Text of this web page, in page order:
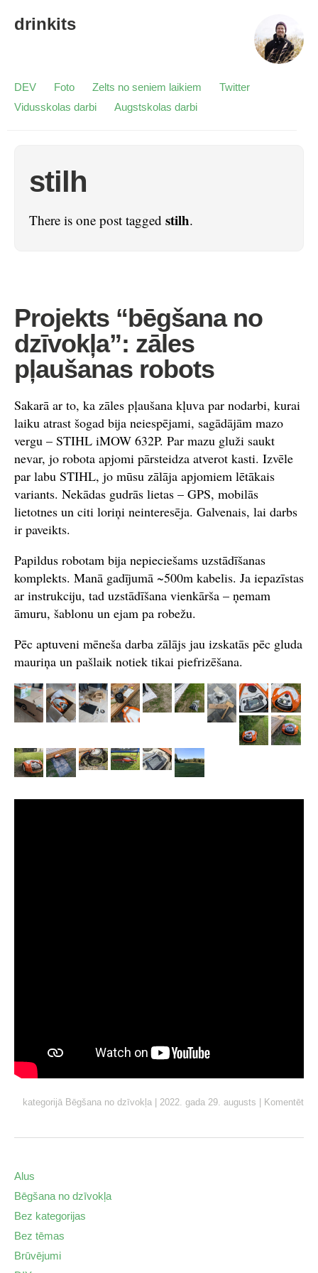
drinkits
DEV Foto Zelts no seniem laikiem
Twitter
Vidusskolas darbi
Augstskolas darbi
stilh
There is one post tagged stilh.
Projekts “bēgšana no
dzīvokļa”: zāles
pļaušanas robots
Sakarā ar to, ka zāles pļaušana kļuva par nodarbi, kurai
laiku atrast šogad bija neiespējami, sagādājām mazo
vergu – STIHL iMOW 632P. Par mazu gluži saukt
nevar, jo robota apjomi pārsteidza atverot kasti. Izvēle
par labu STIHL, jo mūsu zālāja apjomiem lētākais
variants. Nekādas gudrās lietas – GPS, mobilās
lietotnes un citi loriņi neinteresēja. Galvenais, lai darbs
ir paveikts.
Papildus robotam bija nepieciešams uzstādīšanas
komplekts. Manā gadījumā ~500m kabelis. Ja iepazīstas
ar instrukciju, tad uzstādīšana vienkārša – ņemam
āmuru, šablonu un ejam pa robežu.
Pēc aptuveni mēneša darba zālājs jau izskatās pēc gluda
mauriņa un pašlaik notiek tikai piefrizēšana.
kategorijā Bēgšana no dzīvokļa 2022. gada 29. augusts Komentēt
Alus
Bēgšana no dzīvokļa
Bez kategorijas
Bez tēmas
Brūvējumi